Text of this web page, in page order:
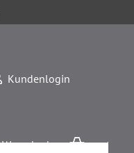
Kundenlogin
Warenkorb